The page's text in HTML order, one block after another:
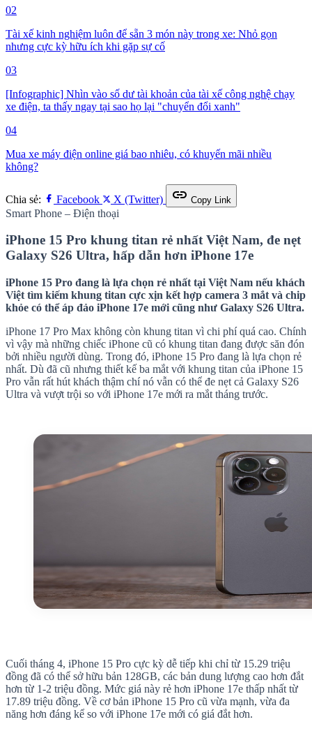
02
Tài xế kinh nghiệm luôn để sẵn 3 món này trong xe: Nhỏ gọn
nhưng cực kỳ hữu ích khi gặp sự cố
03
[Infographic] Nhìn vào số dư tài khoản của tài xế công nghệ chạy
xe điện, ta thấy ngay tại sao họ lại "chuyển đổi xanh"
04
Mua xe máy điện online giá bao nhiêu, có khuyến mãi nhiều
không?
Chia sẻ: Facebook X (Twitter) link Copy Link
Smart Phone – Điện thoại
iPhone 15 Pro khung titan rẻ nhất Việt Nam, đe nẹt
Galaxy S26 Ultra, hấp dẫn hơn iPhone 17e
iPhone 15 Pro đang là lựa chọn rẻ nhất tại Việt Nam nếu khách
Việt tìm kiếm khung titan cực xịn kết hợp camera 3 mắt và chip
khỏe có thể áp đảo iPhone 17e mới cũng như Galaxy S26 Ultra.
iPhone 17 Pro Max không còn khung titan vì chi phí quá cao. Chính
vì vậy mà những chiếc iPhone cũ có khung titan đang được săn đón
bởi nhiều người dùng. Trong đó, iPhone 15 Pro đang là lựa chọn rẻ
nhất. Dù đã cũ nhưng thiết kế ba mắt với khung titan của iPhone 15
Pro vẫn rất hút khách thậm chí nó vẫn có thể đe nẹt cả Galaxy S26
Ultra và vượt trội so với iPhone 17e mới ra mắt tháng trước.
Cuối tháng 4, iPhone 15 Pro cực kỳ dễ tiếp khi chỉ từ 15.29 triệu
đồng đã có thể sở hữu bản 128GB, các bản dung lượng cao hơn đắt
hơn từ 1-2 triệu đồng. Mức giá này rẻ hơn iPhone 17e thấp nhất từ
17.89 triệu đồng. Về cơ bản iPhone 15 Pro cũ vừa mạnh, vừa đa
năng hơn đáng kể so với iPhone 17e mới có giá đắt hơn.